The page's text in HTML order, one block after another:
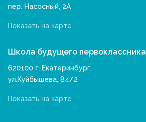
пер. Насосный, 2А
Показать на карте
Школа будущего первоклассника
620100 г. Екатеринбург,
ул.Куйбышева, 84/2
Показать на карте